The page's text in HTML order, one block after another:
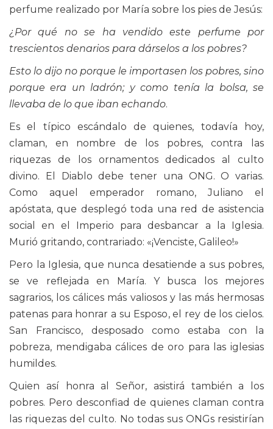
perfume realizado por María sobre los pies de Jesús:
¿Por qué no se ha vendido este perfume por
trescientos denarios para dárselos a los pobres?
Esto lo dijo no porque le importasen los pobres, sino
porque era un ladrón; y como tenía la bolsa, se
llevaba de lo que iban echando.
Es el típico escándalo de quienes, todavía hoy,
claman, en nombre de los pobres, contra las
riquezas de los ornamentos dedicados al culto
divino. El Diablo debe tener una ONG. O varias.
Como aquel emperador romano, Juliano el
apóstata, que desplegó toda una red de asistencia
social en el Imperio para desbancar a la Iglesia.
Murió gritando, contrariado: «¡Venciste, Galileo!»
Pero la Iglesia, que nunca desatiende a sus pobres,
se ve reflejada en María. Y busca los mejores
sagrarios, los cálices más valiosos y las más hermosas
patenas para honrar a su Esposo, el rey de los cielos.
San Francisco, desposado como estaba con la
pobreza, mendigaba cálices de oro para las iglesias
humildes.
Quien así honra al Señor, asistirá también a los
pobres. Pero desconfiad de quienes claman contra
las riquezas del culto. No todas sus ONGs resistirían